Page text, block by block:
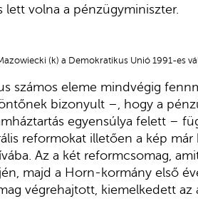
lett volna a pénzügyminiszter.
(k) a Demokratikus Unió 1991-es
számos eleme mindvégig
bizonyult –, hogy a
egyensúlya felett –
reformokat illetően a kép már
Az a két reformcsomag,
majd a Horn-kormány első
végrehajtott, kiemelkedett az